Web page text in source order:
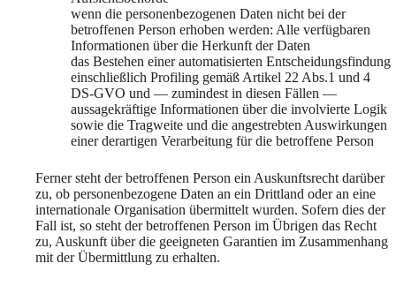
wenn die personenbezogenen Daten nicht bei der
betroffenen Person erhoben werden: Alle verfügbaren
Informationen über die Herkunft der Daten
das Bestehen einer automatisierten Entscheidungsfindung
einschließlich Profiling gemäß Artikel 22 Abs.1 und 4
DS-GVO und — zumindest in diesen Fällen —
aussagekräftige Informationen über die involvierte Logik
sowie die Tragweite und die angestrebten Auswirkungen
einer derartigen Verarbeitung für die betroffene Person
Ferner steht der betroffenen Person ein Auskunftsrecht darüber
zu, ob personenbezogene Daten an ein Drittland oder an eine
internationale Organisation übermittelt wurden. Sofern dies der
Fall ist, so steht der betroffenen Person im Übrigen das Recht
zu, Auskunft über die geeigneten Garantien im Zusammenhang
mit der Übermittlung zu erhalten.